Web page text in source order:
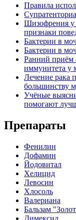
Правила
Шизофрения у
признаки
Бактерии в
Бактерии в
Ранний приём
иммунитета у
Лечение рака
большинству
Учёные
помогают
Препараты
Фенилин
Дофамин
Йодовитал
Хелицид
Левосин
Хлосоль
Валериана
Бальзам
Димексид